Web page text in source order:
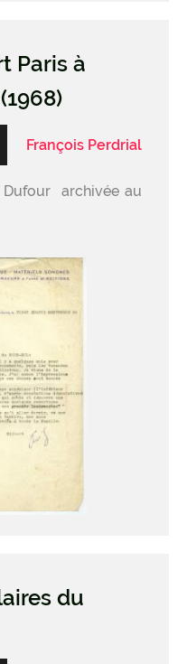
Paris à
François Perdrial
archivée au
du